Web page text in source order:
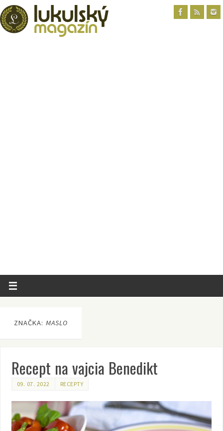
ZNAČKA: MASLO
Recept na vajcia Benedikt
09. 07. 2022 RECEPTY